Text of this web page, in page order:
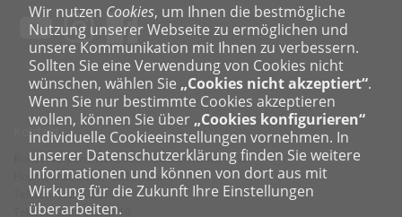
Kontakt
Bundesverband Rollladen + Sonnenschutz e. V.
Hopmannstraße 2 · 53177 Bonn
Telefon: 0228 95210-0
Telefax: 0228 95210-10
Wir nutzen Cookies, um Ihnen die bestmögliche
Nutzung unserer Webseite zu ermöglichen und
unsere Kommunikation mit Ihnen zu verbessern.
Sollten Sie eine Verwendung von Cookies nicht
wünschen, wählen Sie „Cookies nicht akzeptiert“.
Wenn Sie nur bestimmte Cookies akzeptieren
wollen, können Sie über „Cookies konfigurieren“
individuelle Cookieeinstellungen vornehmen. In
unserer Datenschutzerklärung finden Sie weitere
Informationen und können von dort aus mit
Wirkung für die Zukunft Ihre Einstellungen
überarbeiten.